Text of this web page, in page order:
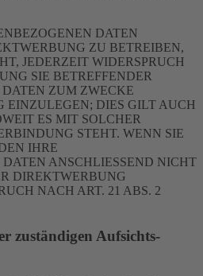
DATEN
ZU BETREIBEN,
JEDERZEIT WIDERSPRUCH
SIE BETREFFENDER
ZUM ZWECKE
EINZULEGEN; DIES GILT AUCH
ES MIT SOLCHER
STEHT. WENN SIE
IHRE
ANSCHLIESSEND NICHT
DIREKTWERBUNG
NACH ART. 21 ABS. 2
zuständigen Aufsichts­